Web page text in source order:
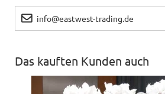
info@eastwest-trading.de
Das kauften Kunden auch